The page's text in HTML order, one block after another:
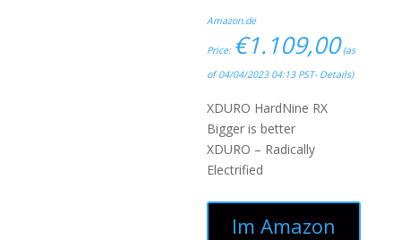
Amazon.de
Price: €1.109,00(as
of 04/04/2023 04:13 PST- Details)
XDURO HardNine RX
Bigger is better
XDURO – Radically
Electrified
Im Amazon